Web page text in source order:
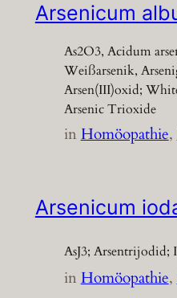
Arsenicum
As2O3, Acidum
Weißarsenik,
Arsen(III)oxid;
Arsenic Trioxide
inHomöopathie,
Arsenicum
AsJ3; Arsentrijodid;
inHomöopathie,